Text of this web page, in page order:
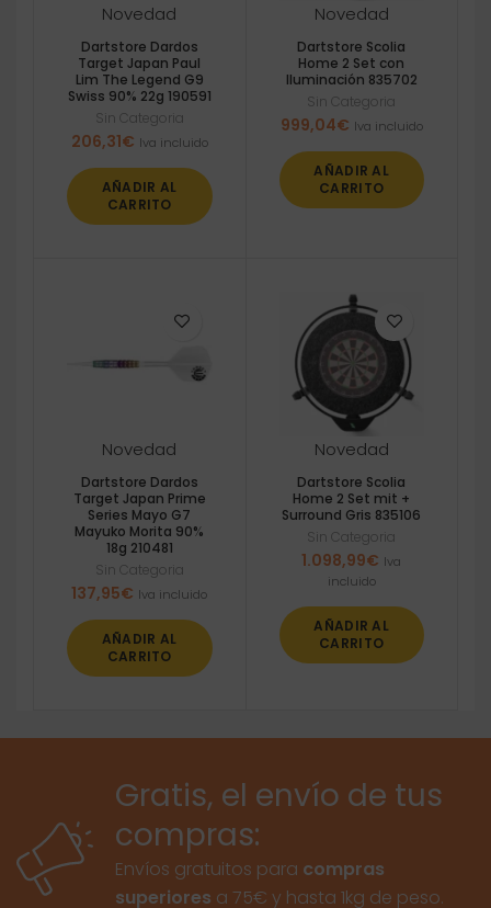
Novedad
Dartstore Dardos
Target Japan Paul
Lim The Legend G9
Swiss 90% 22g 190591
Sin Categoria
206,31€ Iva incluido
AÑADIR AL
CARRITO
Novedad
Dartstore Scolia
Home 2 Set con
Iluminación 835702
Sin Categoria
999,04€ Iva incluido
AÑADIR AL
CARRITO
Novedad
Dartstore Dardos
Target Japan Prime
Series Mayo G7
Mayuko Morita 90%
18g 210481
Sin Categoria
137,95€ Iva incluido
AÑADIR AL
CARRITO
Novedad
Dartstore Scolia
Home 2 Set mit +
Surround Gris 835106
Sin Categoria
1.098,99€ Iva
incluido
AÑADIR AL
CARRITO
Gratis, el envío de tus
compras:
Envíos gratuitos para compras
superiores a 75€ y hasta 1kg de peso.